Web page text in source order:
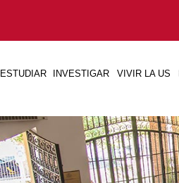
ESTUDIAR INVESTIGAR VIVIR LA US